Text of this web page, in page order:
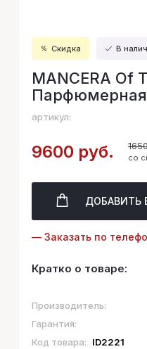
Скидка В
MANCERA Of
артикул:
9600 руб. со
ДОБАВИТЬ
— Заказать по
Кратко о товаре:
Производитель:
Гарантия:
Код товара:
ID2221